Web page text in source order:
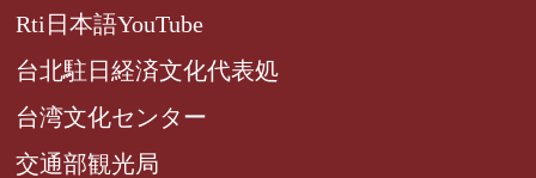
Rti日本語YouTube
台北駐日経済文化代表処
台湾文化センター
交通部観光局